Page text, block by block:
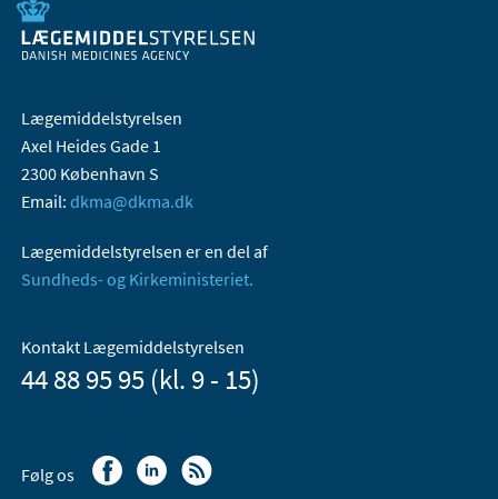
Lægemiddelstyrelsen
Axel Heides Gade 1
2300 København S
Email: dkma@dkma.dk
Lægemiddelstyrelsen er en del af
Sundheds- og Kirkeministeriet.
Kontakt Lægemiddelstyrelsen
44 88 95 95 (kl. 9 - 15)
Følg os